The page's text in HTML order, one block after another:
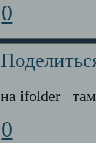
0
на ifolder там
0